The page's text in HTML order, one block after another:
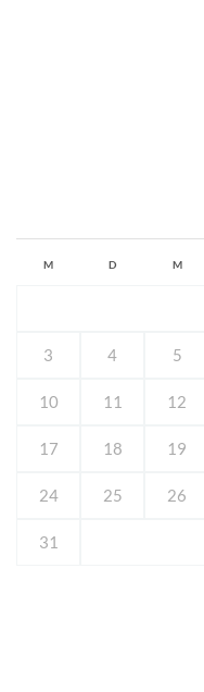
M D M
3 4 5
10 11 12
17 18 19
24 25 26
31